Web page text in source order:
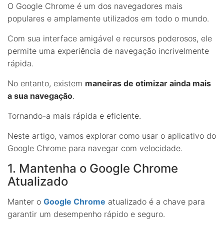
O Google Chrome é um dos navegadores mais
populares e amplamente utilizados em todo o mundo.
Com sua interface amigável e recursos poderosos, ele
permite uma experiência de navegação incrivelmente
rápida.
No entanto, existem maneiras de otimizar ainda mais
a sua navegação.
Tornando-a mais rápida e eficiente.
Neste artigo, vamos explorar como usar o aplicativo do
Google Chrome para navegar com velocidade.
1. Mantenha o Google Chrome
Atualizado
Manter o Google Chrome atualizado é a chave para
garantir um desempenho rápido e seguro.